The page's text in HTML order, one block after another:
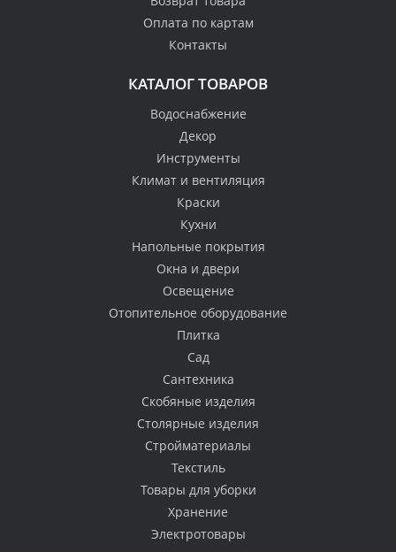
Оплата по картам
Контакты
КАТАЛОГ ТОВАРОВ
Водоснабжение
Декор
Инструменты
Климат и вентиляция
Краски
Кухни
Напольные покрытия
Окна и двери
Освещение
Отопительное оборудование
Плитка
Сад
Сантехника
Скобяные изделия
Столярные изделия
Стройматериалы
Текстиль
Товары для уборки
Хранение
Электротовары